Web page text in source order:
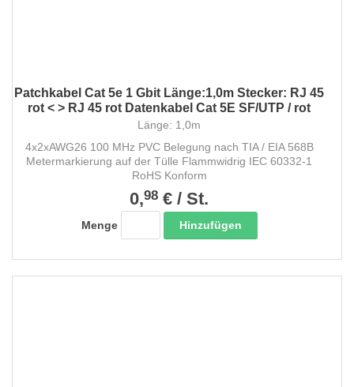
Patchkabel Cat 5e 1 Gbit Länge:1,0m Stecker: RJ 45
rot < > RJ 45 rot Datenkabel Cat 5E SF/UTP / rot
Länge: 1,0m
4x2xAWG26 100 MHz PVC Belegung nach TIA / EIA 568B
Metermarkierung auf der Tülle Flammwidrig IEC 60332-1
RoHS Konform
0,98 € / St.
Menge Hinzufügen